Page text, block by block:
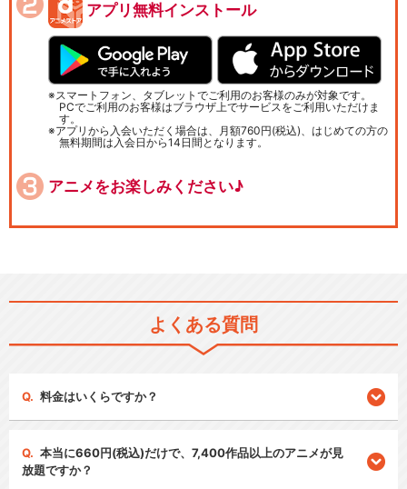
アプリ無料インストール
スマートフォン、タブレットでご利用のお客様のみが対象です。
PCでご利用のお客様はブラウザ上でサービスをご利用いただけま
す。
アプリから入会いただく場合は、月額760円(税込)、はじめての方の
無料期間は入会日から14日間となります。
アニメをお楽しみください♪
よくある質問
料金はいくらですか？
本当に660円(税込)だけで、7,400作品以上のアニメが見
放題ですか？